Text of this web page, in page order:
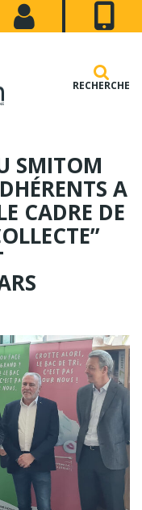
Facebook
le compte Linkedin
RECHERCHE
SMITOM
A
CADRE DE